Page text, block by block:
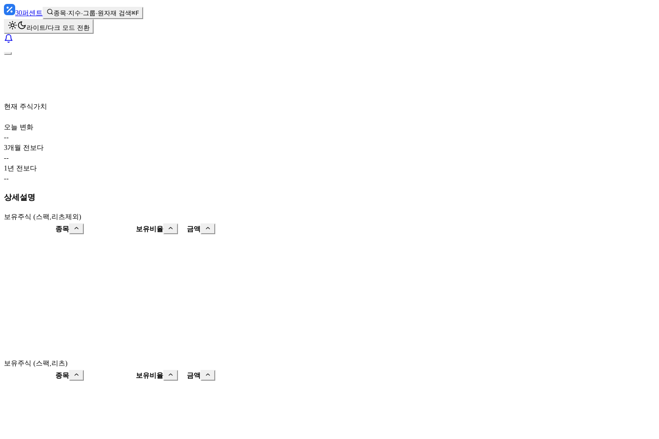
30퍼센트 종목·지수·그룹·원자재 검색⌘F
라이트/다크 모드 전환
현재 주식가치
오늘 변화
--
3개월 전보다
--
1년 전보다
--
상세설명
보유주식 (스팩,리츠제외)
종목
보유비율 금액
보유주식 (스팩,리츠)
종목
보유비율 금액